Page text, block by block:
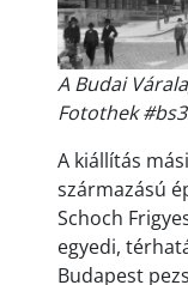
A Budai
Fotothek
A kiállítás
származású
Schoch
egyedi,
Budapest